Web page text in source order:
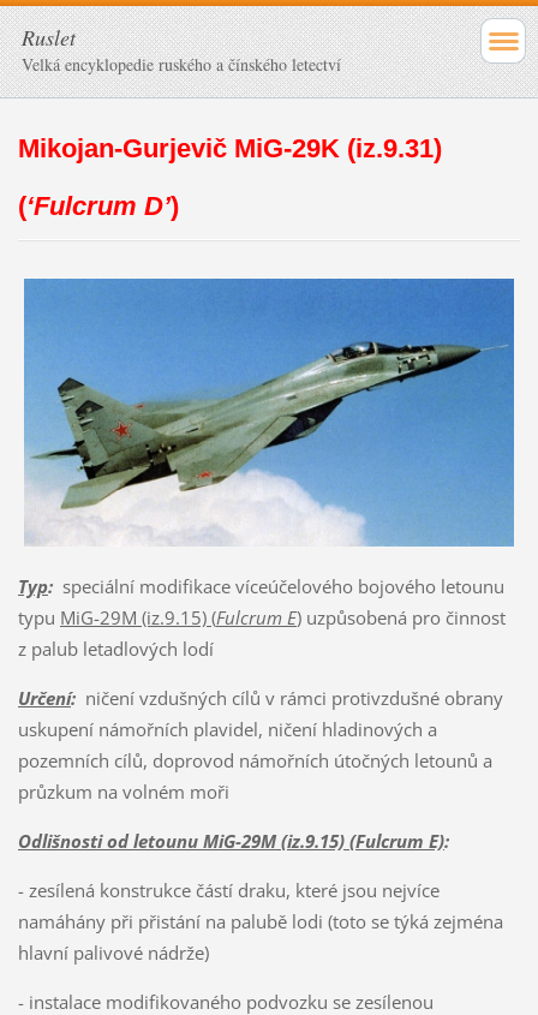
Ruslet
Velká encyklopedie ruského a čínského letectví
Mikojan-Gurjevič MiG-29K (iz.9.31)
(‘Fulcrum D’)
Typ:speciální modifikace víceúčelového bojového letounu
typu MiG-29M (iz.9.15) (Fulcrum E)uzpůsobená pro činnost
z palub letadlových lodí
Určení:ničení vzdušných cílů v rámci protivzdušné obrany
uskupení námořních plavidel, ničení hladinových a
pozemních cílů, doprovod námořních útočných letounů a
průzkum na volném moři
Odlišnosti od letounu MiG-29M (iz.9.15) (Fulcrum E):
- zesílená konstrukce částí draku, které jsou nejvíce
namáhány při přistání na palubě lodi (toto se týká zejména
hlavní palivové nádrže)
- instalace modifikovaného podvozku se zesílenou